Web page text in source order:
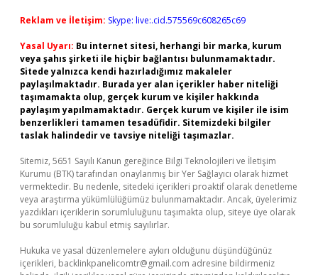
Reklam ve İletişim: Skype: live:.cid.575569c608265c69
Yasal Uyarı: Bu internet sitesi, herhangi bir marka, kurum
veya şahıs şirketi ile hiçbir bağlantısı bulunmamaktadır.
Sitede yalnızca kendi hazırladığımız makaleler
paylaşılmaktadır. Burada yer alan içerikler haber niteliği
taşımamakta olup, gerçek kurum ve kişiler hakkında
paylaşım yapılmamaktadır. Gerçek kurum ve kişiler ile isim
benzerlikleri tamamen tesadüfidir. Sitemizdeki bilgiler
taslak halindedir ve tavsiye niteliği taşımazlar.
Sitemiz, 5651 Sayılı Kanun gereğince Bilgi Teknolojileri ve İletişim
Kurumu (BTK) tarafından onaylanmış bir Yer Sağlayıcı olarak hizmet
vermektedir. Bu nedenle, sitedeki içerikleri proaktif olarak denetleme
veya araştırma yükümlülüğümüz bulunmamaktadır. Ancak, üyelerimiz
yazdıkları içeriklerin sorumluluğunu taşımakta olup, siteye üye olarak
bu sorumluluğu kabul etmiş sayılırlar.
Hukuka ve yasal düzenlemelere aykırı olduğunu düşündüğünüz
içerikleri, backlinkpanelicomtr@gmail.com adresine bildirmeniz